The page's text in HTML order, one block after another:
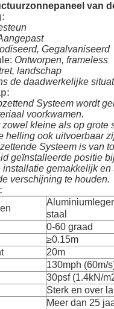
van
Gegalvaniseerd
Ontworpen, frameless
landschap
de daadwerkelijke
Systeem wordt
voorkwamen.
kleine als op
helling ook uitvoerbaar
Systeem is van
geïnstalleerde positie
gemakkelijk
verschijning te houden.
staal
0-60 graad
≥0.15m
20m
130mph (60m/
30psf (1.4kN/
Sterk en over
Meer dan 25